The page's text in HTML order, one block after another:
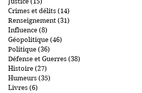
Crimes et délits (14)
Renseignement (31)
Influence (8)
Géopolitique (46)
Politique (36)
Défense et Guerres (38)
Histoire (27)
Humeurs (35)
Livres (6)